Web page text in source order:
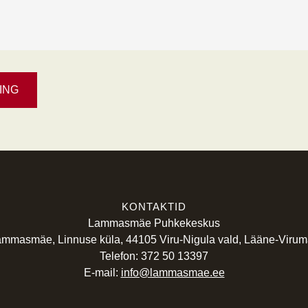
KONTAKTID
Lammasmäe Puhkekeskus
Linnuse küla, 44105 Viru-Nigula vald, Lääne-
Telefon: 372 50 13397
E-mail: info@lammasmae.ee